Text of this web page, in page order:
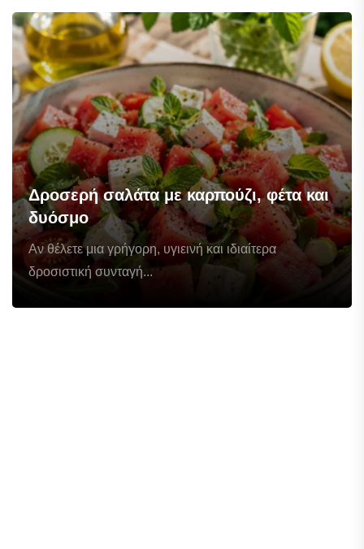
Δροσερή σαλάτα με καρπούζι, φέτα και
δυόσμο
Αν θέλετε μια γρήγορη, υγιεινή και ιδιαίτερα
δροσιστική συνταγή...